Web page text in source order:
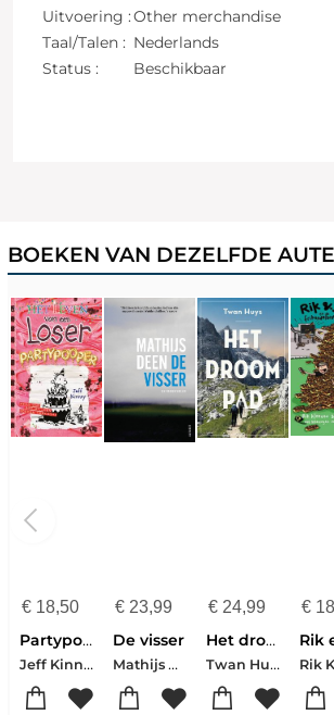
Uitvoering :Other merchandise
Taal/Talen : Nederlands
Status :
Beschikbaar
BOEKEN VAN DEZELFDE
€18,50
Partypooper
Jeff Kinney
€23,99
De visser
Mathijs Deen
€ 24,99
Het droompad
Twan Huys
€